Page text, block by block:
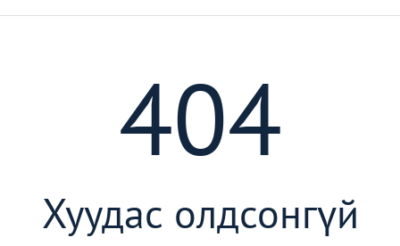
404
Хуудас олдсонгүй